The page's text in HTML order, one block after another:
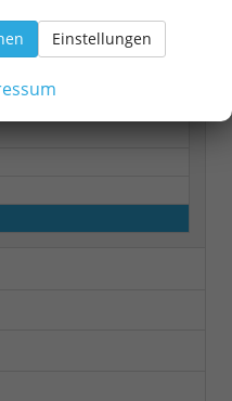
Einstellungen